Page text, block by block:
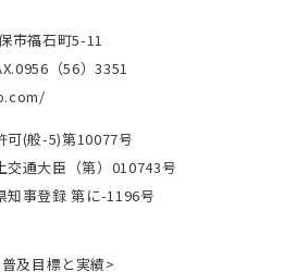
市福石町5-11
（56）3351
可(般-5)第10077号
交通大臣（第）010743号
知事登録 第に-1196号
及目標と実績>